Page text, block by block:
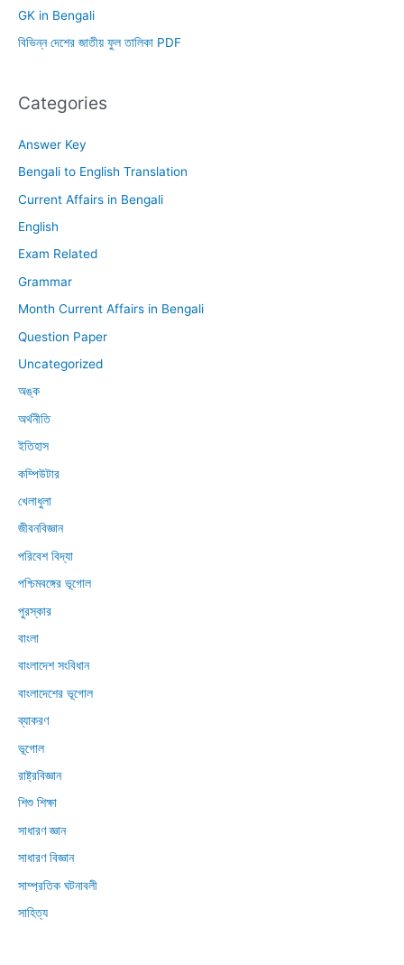
GK in Bengali
বিভিন্ন দেশের জাতীয় ফুল তালিকা PDF
Categories
Answer Key
Bengali to English Translation
Current Affairs in Bengali
English
Exam Related
Grammar
Month Current Affairs in Bengali
Question Paper
Uncategorized
অঙ্ক
অর্থনীতি
ইতিহাস
কম্পিউটার
খেলাধুলা
জীবনবিজ্ঞান
পরিবেশ বিদ্যা
পশ্চিমবঙ্গের ভূগোল
পুরস্কার
বাংলা
বাংলাদেশ সংবিধান
বাংলাদেশের ভূগোল
ব্যাকরণ
ভূগোল
রাষ্ট্রবিজ্ঞান
শিশু শিক্ষা
সাধারণ জ্ঞান
সাধারণ বিজ্ঞান
সাম্প্রতিক ঘটনাবলী
সাহিত্য